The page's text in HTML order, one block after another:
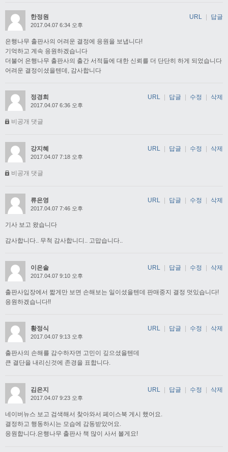
한정원
2017.04.07 6:34 오후
은행나무 출판사의 어려운 결정에 응원을 보냅니다!
기억하고 계속 응원하겠습니다
더불어 은행나무 출판사의 출간 서적들에 대한 신뢰를 더 단단히 하게 되었습니다
어려운 결정이셨을텐데, 감사합니다
URL | 답글
정경희
2017.04.07 6:36 오후
비공개 댓글
URL 답글 수정 삭제
강지혜
2017.04.07 7:18 오후
비공개 댓글
URL 답글 수정 삭제
류은영
2017.04.07 7:46 오후
기사 보고 왔습니다
감사합니다.. 무척 감사합니디.. 고맙습니다..
URL 답글 수정 삭제
이은솔
2017.04.07 9:10 오후
출판사입장에서 짧게만 보면 손해보는 일이셨을텐데 판매중지 결정 멋있습니다!
응원하겠습니다!!
URL | 답글 | 수정 | 삭제
황정식
2017.04.07 9:13 오후
출판사의 손해를 감수하자면 고민이 깊으셨을텐데
큰 결단을 내리신것에 존경을 표합니다.
URL 답글 수정 삭제
김은지
2017.04.07 9:23 오후
네이버뉴스 보고 검색해서 찾아와서 페이스북 게시 했어요.
결정하고 행동하시는 모습에 감동받았어요.
응원합니다.은행나무 출판사 책 많이 사서 볼게요!
URL 답글 수정 삭제